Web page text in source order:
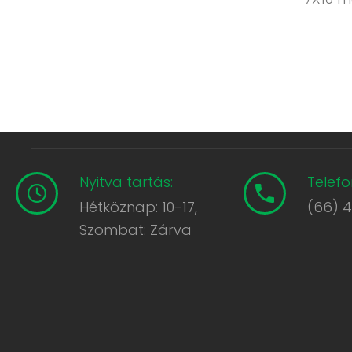
Nyitva tartás:
Hétköznap: 10-17,
Szombat: Zárva
(66)